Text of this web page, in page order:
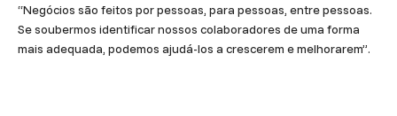
“Negócios são feitos por pessoas, para pessoas, entre pessoas.
Se soubermos identificar nossos colaboradores de uma forma
mais adequada, podemos ajudá-los a crescerem e melhorarem”.